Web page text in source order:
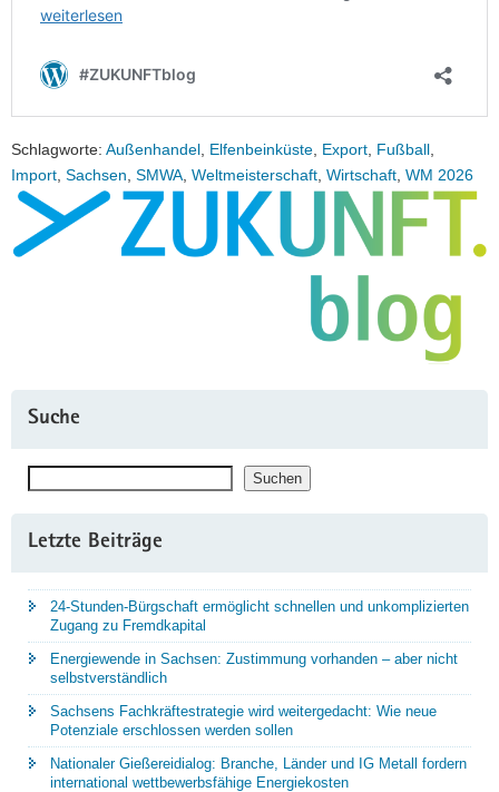
Schlagworte: Außenhandel Elfenbeinküste Export Fußball
Import Sachsen SMWA Weltmeisterschaft Wirtschaft WM 2026
Suche
Suchen Suchen
Letzte Beiträge
24-Stunden-Bürgschaft ermöglicht schnellen und unkomplizierten
Zugang zu Fremdkapital
Energiewende in Sachsen: Zustimmung vorhanden – aber nicht
selbstverständlich
Sachsens Fachkräftestrategie wird weitergedacht: Wie neue
Potenziale erschlossen werden sollen
Nationaler Gießereidialog: Branche, Länder und IG Metall fordern
international wettbewerbsfähige Energiekosten